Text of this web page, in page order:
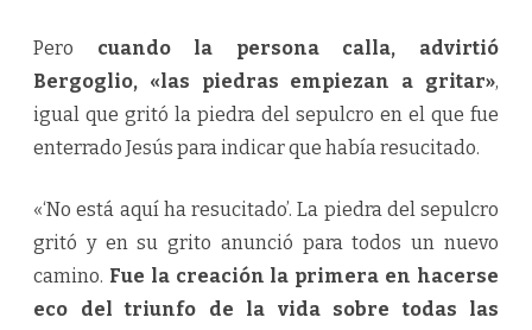
Pero cuando la persona calla, advirtió
Bergoglio, «las piedras empiezan a gritar»,
igual que gritó la piedra del sepulcro en el que fue
enterrado Jesús para indicar que había resucitado.
«‘No está aquí ha resucitado’. La piedra del sepulcro
gritó y en su grito anunció para todos un nuevo
camino. Fue la creación la primera en hacerse
eco del triunfo de la vida sobre todas las